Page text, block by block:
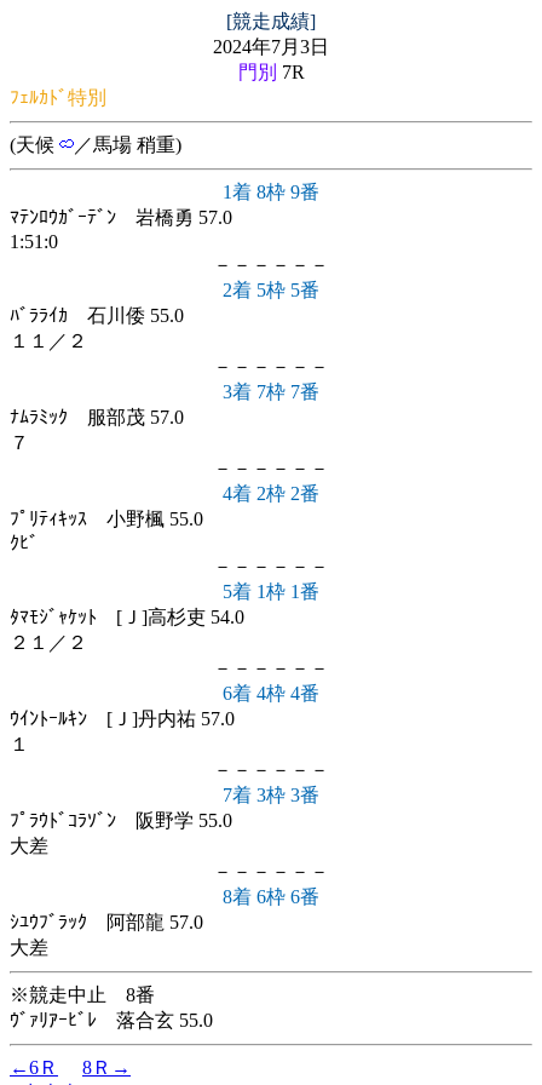
[競走成績]
2024年7月3日
門別 7R
ﾌｪﾙｶﾄﾞ特別
(天候 ／馬場 稍重)
1着 8枠 9番
ﾏﾃﾝﾛｳｶﾞｰﾃﾞﾝ 岩橋勇 57.0
1:51:0
－－－－－－
2着 5枠 5番
ﾊﾞﾗﾗｲｶ 石川倭 55.0
１１／２
－－－－－－
3着 7枠 7番
ﾅﾑﾗﾐｯｸ 服部茂 57.0
７
－－－－－－
4着 2枠 2番
ﾌﾟﾘﾃｨｷｯｽ 小野楓 55.0
ｸﾋﾞ
－－－－－－
5着 1枠 1番
ﾀﾏﾓｼﾞｬｹｯﾄ [Ｊ]高杉吏 54.0
２１／２
－－－－－－
6着 4枠 4番
ｳｲﾝﾄｰﾙｷﾝ [Ｊ]丹内祐 57.0
１
－－－－－－
7着 3枠 3番
ﾌﾟﾗｳﾄﾞｺﾗｿﾞﾝ 阪野学 55.0
大差
－－－－－－
8着 6枠 6番
ｼﾕｳﾌﾞﾗｯｸ 阿部龍 57.0
大差
※競走中止 8番
ｳﾞｧﾘｱｰﾋﾞﾚ 落合玄 55.0
←6Ｒ
8Ｒ→